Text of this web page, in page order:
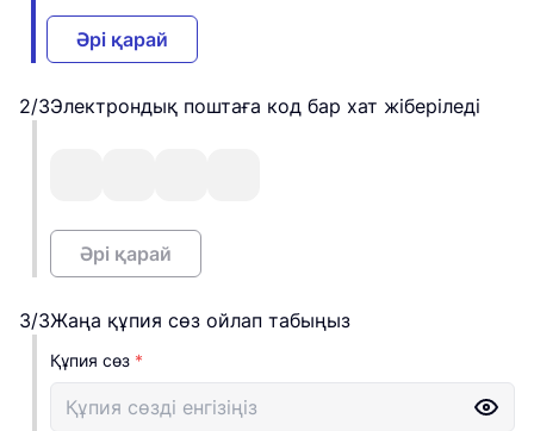
Әрі қарай
2/3Электрондық поштаға код бар хат жіберіледі
Әрі қарай
3/3Жаңа құпия сөз ойлап табыңыз
Құпия сөз *